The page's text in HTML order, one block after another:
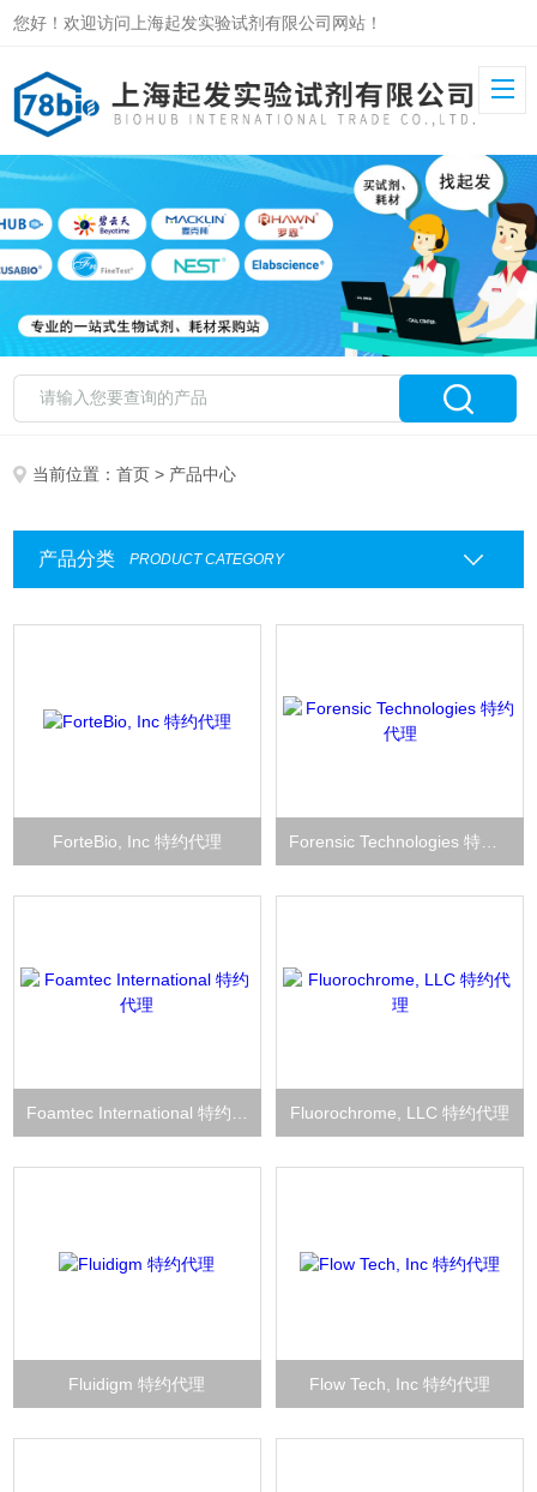
您好！欢迎访问上海起发实验试剂有限公司网站！
当前位置：首页 > 产品中心
产品分类 PRODUCT CATEGORY
ForteBio, Inc 特约代理
Fluorochrome, LLC 特约代理
Fluidigm 特约代理 Flow Tech, Inc 特约代理